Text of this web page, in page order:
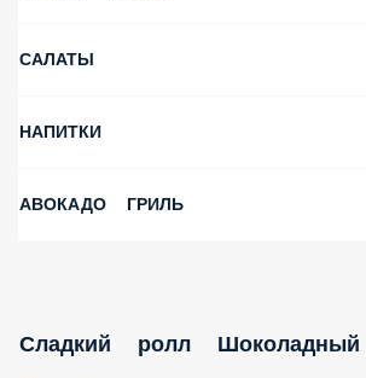
САЛАТЫ
НАПИТКИ
АВОКАДО ГРИЛЬ
Сладкий ролл Шоколадный